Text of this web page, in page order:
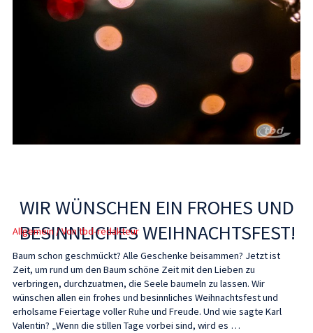
WIR WÜNSCHEN EIN FROHES UND
BESINNLICHES WEIHNACHTSFEST!
Allgemein/ Vontbd-redakteur
Baum schon geschmückt? Alle Geschenke beisammen? Jetzt ist
Zeit, um rund um den Baum schöne Zeit mit den Lieben zu
verbringen, durchzuatmen, die Seele baumeln zu lassen. Wir
wünschen allen ein frohes und besinnliches Weihnachtsfest und
erholsame Feiertage voller Ruhe und Freude. Und wie sagte Karl
Valentin? „Wenn die stillen Tage vorbei sind, wird es …